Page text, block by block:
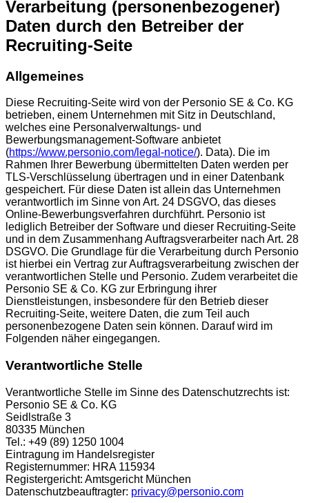
Verarbeitung (personenbezogener)
Daten durch den Betreiber der
Recruiting-Seite
Allgemeines
Diese Recruiting-Seite wird von der Personio SE & Co. KG
betrieben, einem Unternehmen mit Sitz in Deutschland,
welches eine Personalverwaltungs- und
Bewerbungsmanagement-Software anbietet
(https://www.personio.com/legal-notice/). Data). Die im
Rahmen Ihrer Bewerbung übermittelten Daten werden per
TLS-Verschlüsselung übertragen und in einer Datenbank
gespeichert. Für diese Daten ist allein das Unternehmen
verantwortlich im Sinne von Art. 24 DSGVO, das dieses
Online-Bewerbungsverfahren durchführt. Personio ist
lediglich Betreiber der Software und dieser Recruiting-Seite
und in dem Zusammenhang Auftragsverarbeiter nach Art. 28
DSGVO. Die Grundlage für die Verarbeitung durch Personio
ist hierbei ein Vertrag zur Auftragsverarbeitung zwischen der
verantwortlichen Stelle und Personio. Zudem verarbeitet die
Personio SE & Co. KG zur Erbringung ihrer
Dienstleistungen, insbesondere für den Betrieb dieser
Recruiting-Seite, weitere Daten, die zum Teil auch
personenbezogene Daten sein können. Darauf wird im
Folgenden näher eingegangen.
Verantwortliche Stelle
Verantwortliche Stelle im Sinne des Datenschutzrechts ist:
Personio SE & Co. KG
Seidlstraße 3
80335 München
Tel.: +49 (89) 1250 1004
Eintragung im Handelsregister
Registernummer: HRA 115934
Registergericht: Amtsgericht München
Datenschutzbeauftragter: privacy@personio.com